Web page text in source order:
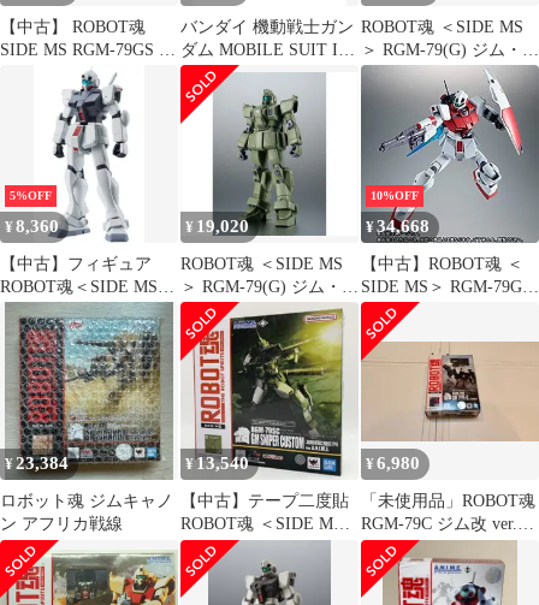
【中古】 ROBOT魂
SIDE MS RGM-79GS ジ
ム・コマンド宇宙戦仕
様 ver. A.N.I.M.E. 機動
戦士ガンダム0080 ポケ
ットの中の戦争
バンダイ 機動戦士ガン
ダム MOBILE SUIT IN
ACTION!! MG RGM-79
(G)陸戦ジム フィギュ
ア
ROBOT魂 ＜SIDE MS
＞ RGM-79(G) ジム・ス
ナイパー ver.
5%OFF
¥8,360
【中古】フィギュア
ROBOT魂＜SIDE MS＞
RGM-79D ジム寒冷地仕
様 Ver.A.N.I.M.E. 「機
動戦士ガンダム0080 ポ
ケットの中の戦争」
¥ 19,020
ROBOT魂 ＜SIDE MS
＞ RGM-79(G) ジム・ス
ナイパー ver.
A.N.I.M.E.
10%OFF
¥34,668
【中古】ROBOT魂 ＜
SIDE MS＞ RGM-79GS
ジム・コマンド宇宙戦
仕様 ver. A.N.I.M.E. 機
動戦士ガンダム0080 ポ
ケットの中の戦争
¥23,384
ロボット魂 ジムキャノ
ン アフリカ戦線
¥13,540
【中古】テープ二度貼
ROBOT魂 ＜SIDE MS
＞ RGM-79SC ジム・ス
ナイパーカスタム (ジ
ャブロー防衛隊仕様)
¥6,980
「未使用品」ROBOT魂
RGM-79C ジム改 ver.
A.N.I.M.E.